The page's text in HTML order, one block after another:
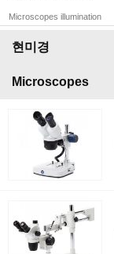
Microscopes illumination
현미경
Microscopes